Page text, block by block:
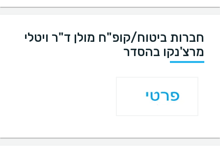
חברות ביטוח/קופ"ח מולן ד"ר ויטלי
מרצ'נקו בהסדר